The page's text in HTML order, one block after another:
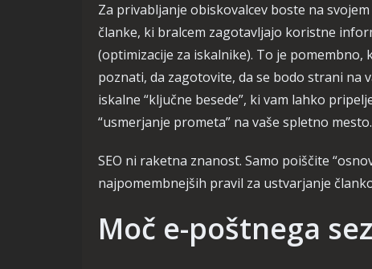
Za privabljanje obiskovalcev boste na
članke, ki bralcem zagotavljajo koristne
(optimizacije za iskalnike). To je
poznati, da zagotovite, da se bodo strani na
iskalne “ključne besede”, ki vam lahko
“usmerjanje prometa” na vaše spletno mesto.
SEO ni raketna znanost. Samo poiščite
najpomembnejših pravil za ustvarjanje
Moč e-poštnega